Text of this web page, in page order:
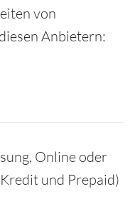
von
Anbietern:
Online oder
und Prepaid)